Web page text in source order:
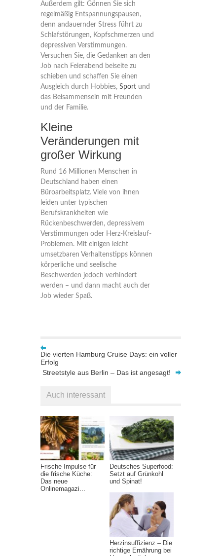
Außerdem gilt: Gönnen Sie sich
regelmäßig Entspannungspausen,
denn andauernder Stress führt zu
Schlafstörungen, Kopfschmerzen und
depressiven Verstimmungen.
Versuchen Sie, die Gedanken an den
Job nach Feierabend beiseite zu
schieben und schaffen Sie einen
Ausgleich durch Hobbies, Sportund
das Beisammensein mit Freunden
und der Familie.
Kleine
Veränderungen mit
großer Wirkung
Rund 16 Millionen Menschen in
Deutschland haben einen
Büroarbeitsplatz. Viele von ihnen
leiden unter typischen
Berufskrankheiten wie
Rückenbeschwerden, depressivem
Verstimmungen oder Herz-Kreislauf-
Problemen. Mit einigen leicht
umsetzbaren Verhaltenstipps können
körperliche und seelische
Beschwerden jedoch verhindert
werden – und dann macht auch der
Job wieder Spaß.
Die vierten Hamburg Cruise Days: ein voller
Erfolg
Streetstyle aus Berlin – Das ist angesagt!
Auch interessant
Frische Impulse für
die frische Küche:
Das neue
Onlinemagazi...
Deutsches Superfood:
Setzt auf Grünkohl
und Spinat!
Herzinsuffizienz – Die
richtige Ernährung bei